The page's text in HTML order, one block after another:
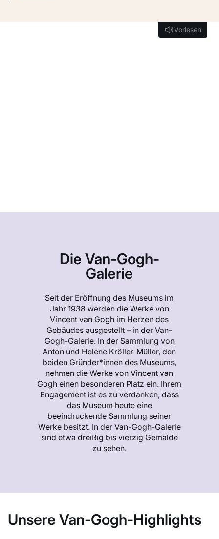
Vorlesen
Vorlesen
Die Van-Gogh-
Galerie
Seit der Eröffnung des Museums im
Jahr 1938 werden die Werke von
Vincent van Gogh im Herzen des
Gebäudes ausgestellt – in der Van-
Gogh-Galerie. In der Sammlung von
Anton und Helene Kröller-Müller, den
beiden Gründer*innen des Museums,
nehmen die Werke von Vincent van
Gogh einen besonderen Platz ein. Ihrem
Engagement ist es zu verdanken, dass
das Museum heute eine
beeindruckende Sammlung seiner
Werke besitzt. In der Van-Gogh-Galerie
sind etwa dreißig bis vierzig Gemälde
zu sehen.
Unsere Van-Gogh-Highlights